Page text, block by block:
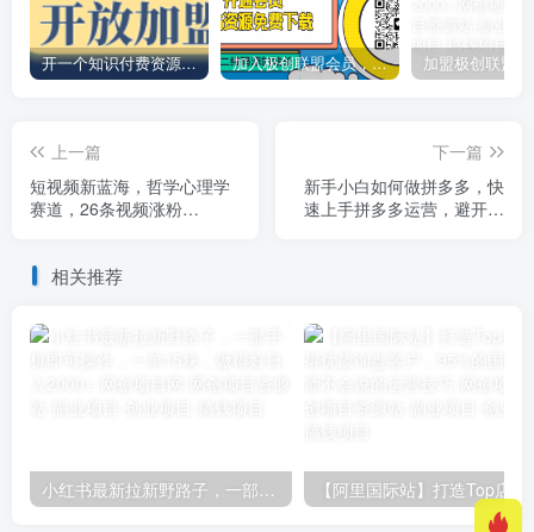
开一个知识付费资源网站，小白也能日入1000+ 加入极创联盟会员，全站资源免费学习。
上一篇
短视频新蓝海，哲学心理学
赛道，26条视频涨粉
下一篇
新手小白如何做拼多多，快
速上手拼多多运营，避开踩
相关推荐